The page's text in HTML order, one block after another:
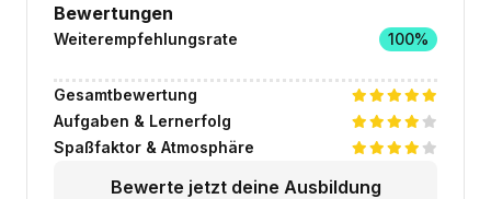
Bewertungen
Weiterempfehlungsrate 100%
Gesamtbewertung
Aufgaben & Lernerfolg
Spaßfaktor & Atmosphäre
Bewerte jetzt deine Ausbildung